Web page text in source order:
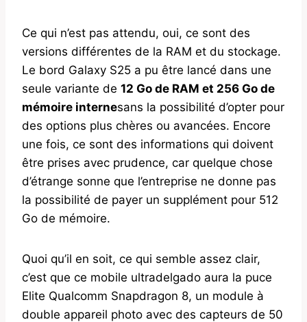
Ce qui n’est pas attendu, oui, ce sont des
versions différentes de la RAM et du stockage.
Le bord Galaxy S25 a pu être lancé dans une
seule variante de 12 Go de RAM et 256 Go de
mémoire internesans la possibilité d’opter pour
des options plus chères ou avancées. Encore
une fois, ce sont des informations qui doivent
être prises avec prudence, car quelque chose
d’étrange sonne que l’entreprise ne donne pas
la possibilité de payer un supplément pour 512
Go de mémoire.
Quoi qu’il en soit, ce qui semble assez clair,
c’est que ce mobile ultradelgado aura la puce
Elite Qualcomm Snapdragon 8, un module à
double appareil photo avec des capteurs de 50